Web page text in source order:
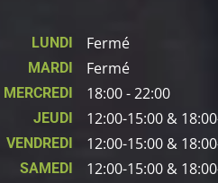
LUNDI
MARDI
MERCREDI
JEUDI
VENDREDI
SAMEDI
Fermé
Fermé
18:00 - 22:00
12:00-15:00 &
12:00-15:00 &
12:00-15:00 &